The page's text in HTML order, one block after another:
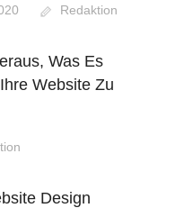
Redaktion
Was Es
Website Zu
Design